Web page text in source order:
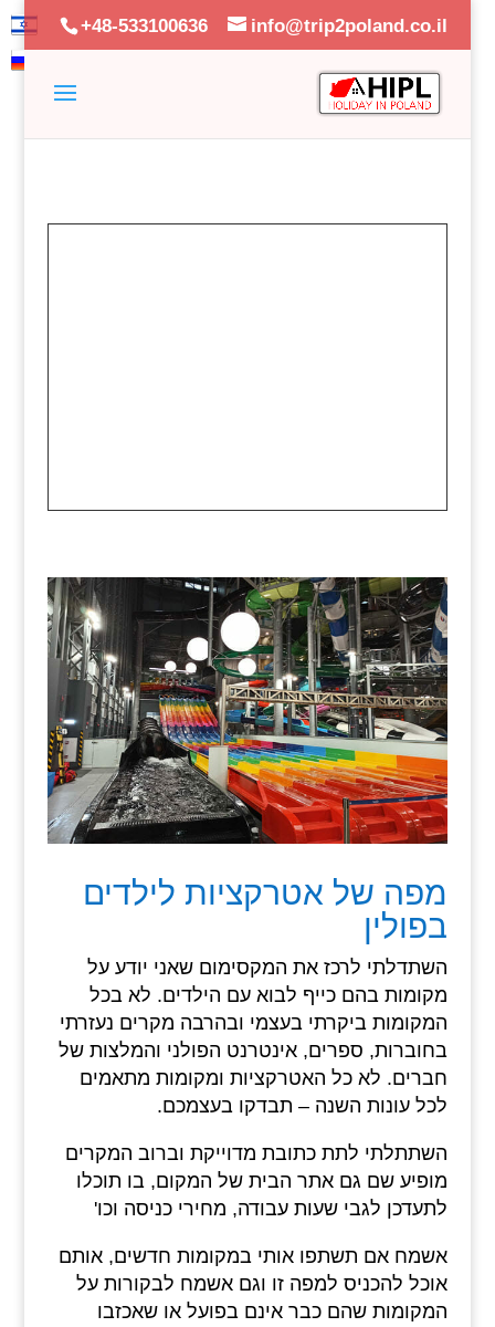
+48-533100636 info@trip2poland.co.il
מפה של אטרקציות לילדים
בפולין
השתדלתי לרכז את המקסימום שאני יודע על
מקומות בהם כייף לבוא עם הילדים. לא בכל
המקומות ביקרתי בעצמי ובהרבה מקרים נעזרתי
בחוברות, ספרים, אינטרנט הפולני והמלצות של
חברים. לא כל האטרקציות ומקומות מתאמים
לכל עונות השנה – תבדקו בעצמכם.
השתתלתי לתת כתובת מדוייקת וברוב המקרים
מופיע שם גם אתר הבית של המקום, בו תוכלו
לתעדכן לגבי שעות עבודה, מחירי כניסה וכו'
אשמח אם תשתפו אותי במקומות חדשים, אותם
אוכל להכניס למפה זו וגם אשמח לבקורות על
המקומות שהם כבר אינם בפועל או שאכזבו